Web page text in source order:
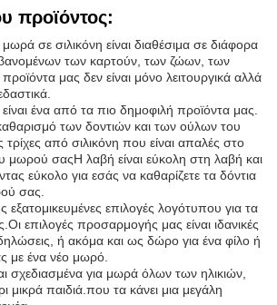
προϊόντος:
σε σιλικόνη είναι διαθέσιμα σε διάφορα
των καρτούν, των ζώων, των
μας δεν είναι μόνο λειτουργικά αλλά
ένα από τα πιο δημοφιλή προϊόντα μας.
καθαρισμό των δοντιών και των ούλων του
τρίχες από σιλικόνη που είναι απαλές στο
μωρού σαςΗ λαβή είναι εύκολη στη λαβή και
εύκολο για εσάς να καθαρίζετε τα δόντια
σας.
επιλογές λογότυπου για τα
επιλογές προσαρμογής μας είναι ιδανικές
ή ακόμα και ως δώρο για ένα φίλο ή
με ένα νέο μωρό.
σχεδιασμένα για μωρά όλων των ηλικιών,
μικρά παιδιά.που τα κάνει μια μεγάλη